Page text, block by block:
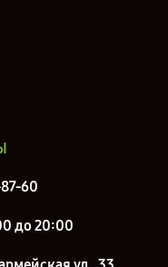
60
до 20:00